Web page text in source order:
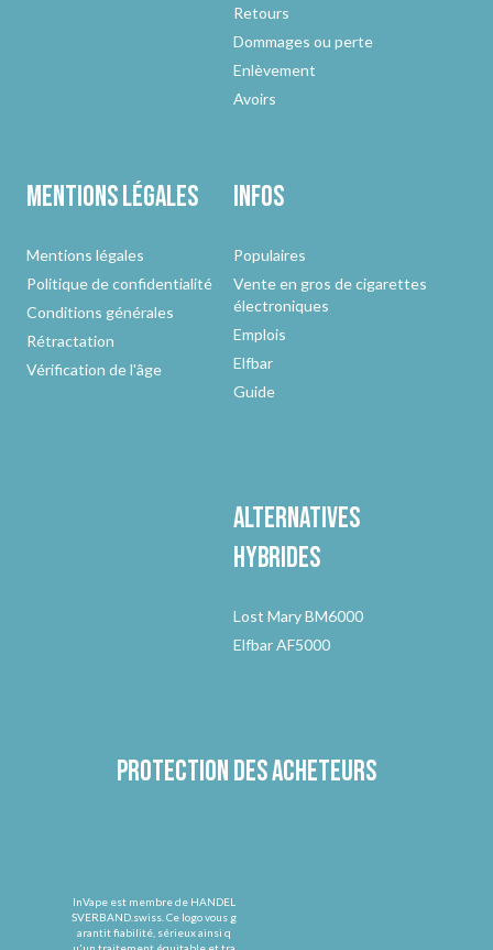
Retours
Dommages ou perte
Enlèvement
Avoirs
Mentions légales
Mentions légales
Politique de confidentialité
Conditions générales
Rétractation
Vérification de l'âge
Infos
Populaires
Vente en gros de cigarettes
électroniques
Emplois
Elfbar
Guide
Alternatives
hybrides
Lost Mary BM6000
Elfbar AF5000
Protection des acheteurs
InVape est membre de HANDEL
SVERBAND.swiss. Ce logo vous g
arantit fiabilité, sérieux ainsi q